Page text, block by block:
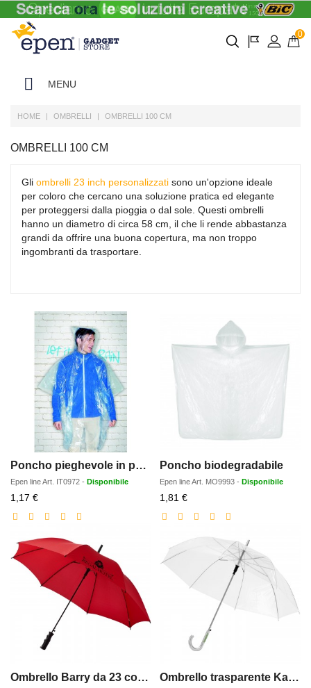
0
MENU
HOME OMBRELLI OMBRELLI 100 CM
OMBRELLI 100 CM
Gli ombrelli 23 inch personalizzati sono un'opzione ideale
per coloro che cercano una soluzione pratica ed elegante
per proteggersi dalla pioggia o dal sole. Questi ombrelli
hanno un diametro di circa 58 cm, il che li rende abbastanza
grandi da offrire una buona copertura, ma non troppo
ingombranti da trasportare.
Poncho pieghevole in polybag
Epen lineArt. IT0972 - Disponibile
1,17 €Prezzo
scontato
Poncho biodegradabile
Epen lineArt. MO9993 - Disponibile
1,81 €Prezzo
scontato
Ombrello Barry da 23 con apertura automatica Ombrello trasparente Kate da 23 con apertura automatica